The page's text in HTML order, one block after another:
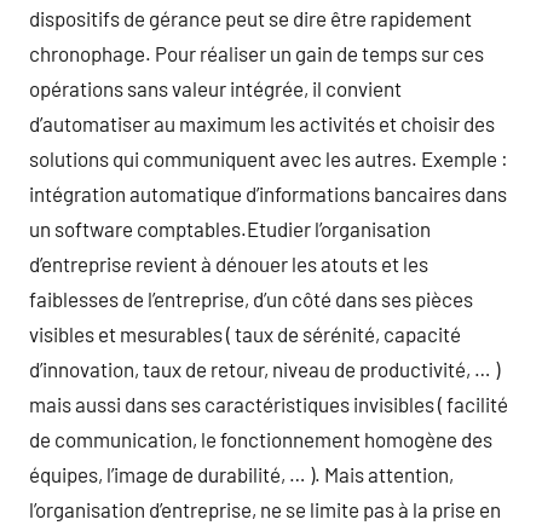
dispositifs de gérance peut se dire être rapidement
chronophage. Pour réaliser un gain de temps sur ces
opérations sans valeur intégrée, il convient
d’automatiser au maximum les activités et choisir des
solutions qui communiquent avec les autres. Exemple :
intégration automatique d’informations bancaires dans
un software comptables.Etudier l’organisation
d’entreprise revient à dénouer les atouts et les
faiblesses de l’entreprise, d’un côté dans ses pièces
visibles et mesurables ( taux de sérénité, capacité
d’innovation, taux de retour, niveau de productivité, … )
mais aussi dans ses caractéristiques invisibles ( facilité
de communication, le fonctionnement homogène des
équipes, l’image de durabilité, … ). Mais attention,
l’organisation d’entreprise, ne se limite pas à la prise en